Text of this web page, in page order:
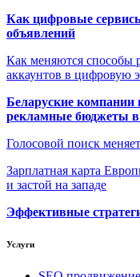
Как цифровые
объявлений
Как меняются способы
аккаунтов в цифровую
Беларуские компании
рекламные бюджеты
Голосовой поиск
Зарплатная карта
и застой на западе
Эффективные
Услуги